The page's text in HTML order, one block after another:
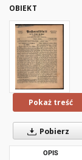
OBIEKT
Pokaż treść
Pobierz
OPIS